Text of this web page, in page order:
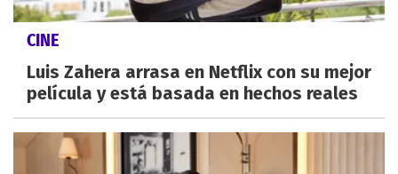
CINE
Luis Zahera arrasa en Netflix con su mejor
película y está basada en hechos reales